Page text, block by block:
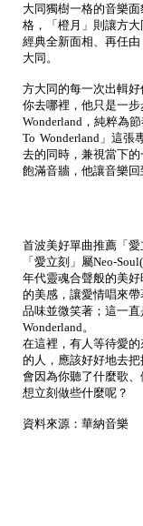
大同獨樹一格的音樂
格，「橙月」則讓方
經典全新面相、再任
大同。
方大同的每一次出輯
你去哪裡，他只是一
Wonderland，純粹為
To Wonderland」這張
去的同時，兼視當下
飽滿音牆，他讓音樂
首波美好單曲推薦「愛
「愛立刻」屬Neo-
年代靈魂合聲般的美
的美感，讓愛情唱來
品味並微笑著；這一
Wonderland。
在這裡，有人等待愛
的人，應該好好地去
會因為你聽了什麼歌
想立刻做些什麼呢？
資料來源：華納音樂